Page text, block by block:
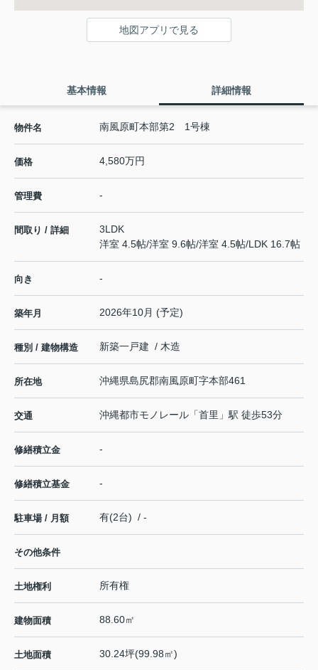
地図アプリで見る
基本情報 詳細情報
物件名 南風原町本部第2 1号棟
価格 4,580万円
管理費 -
間取り / 詳細
3LDK
洋室 4.5帖/洋室 9.6帖/洋室 4.5帖/LDK 16.7帖
向き -
築年月 2026年10月 (予定)
種別 / 建物構造 新築一戸建 / 木造
所在地 沖縄県島尻郡南風原町字本部461
交通 沖縄都市モノレール 「首里 」駅 徒歩53分
修繕積立金 -
修繕積立基金 -
駐車場 / 月額 有(2台) / -
その他条件
土地権利 所有権
建物面積 88.60㎡
土地面積 30.24坪(99.98㎡)